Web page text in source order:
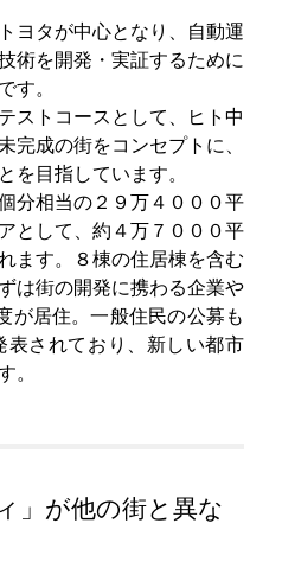
ヨタが中心となり、自動運
術を開発・実証するために
す。
ストコースとして、ヒト中
完成の街をコンセプトに、
を目指しています。
分相当の２９万４０００平
として、約４万７０００平
ます。８棟の住居棟を含む
は街の開発に携わる企業や
が居住。一般住民の公募も
されており、新しい都市
。
」が他の街と異な